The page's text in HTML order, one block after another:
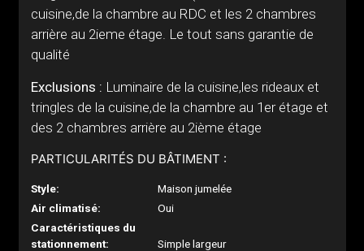
cuisine,de la chambre au RDC et les 2 chambres
arrière au 2ieme étage. Le tout sans garantie de
qualité
Exclusions : Luminaire de la cuisine,les rideaux et
tringles de la cuisine,de la chambre au 1er étage et
des 2 chambres arrière au 2ième étage
PARTICULARITÉS DU BÂTIMENT :
Style:
Maison jumelée
Air climatisé:
Oui
Caractéristiques du
stationnement:
Simple largeur